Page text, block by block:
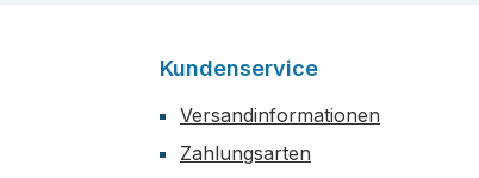
Kundenservice
Versandinformationen
Zahlungsarten